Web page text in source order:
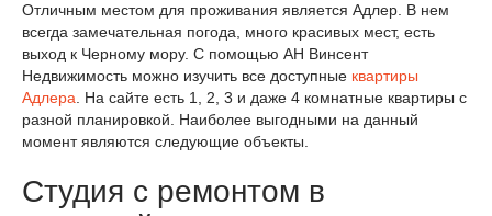
Отличным местом для проживания является Адлер. В нем
всегда замечательная погода, много красивых мест, есть
выход к Черному мору. С помощью АН Винсент
Недвижимость можно изучить все доступные квартиры
Адлера . На сайте есть 1, 2, 3 и даже 4 комнатные квартиры с
разной планировкой. Наиболее выгодными на данный
момент являются следующие объекты.
Студия с ремонтом в